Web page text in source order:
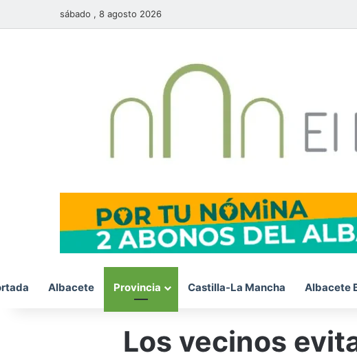
sábado , 8 agosto 2026
Albacete Provincia Castilla-La Mancha Albacete
Los vecinos